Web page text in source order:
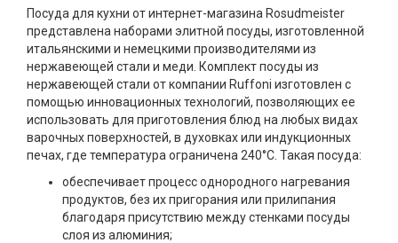
Посуда для кухни от интернет-магазина Rosudmeister
представлена ​​наборами элитной посуды, изготовленной
итальянскими и немецкими производителями из
нержавеющей стали и меди. Комплект посуды из
нержавеющей стали от компании Ruffoni изготовлен с
помощью инновационных технологий, позволяющих ее
использовать для приготовления блюд на любых видах
варочных поверхностей, в духовках или индукционных
печах, где температура ограничена 240°C. Такая посуда:
обеспечивает процесс однородного нагревания
продуктов, без их пригорания или прилипания
благодаря присутствию между стенками посуды
слоя из алюминия;